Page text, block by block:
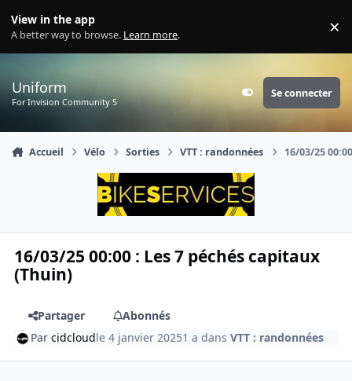
View in the app
A better way to browse. Learn more. ×
Uniform
For Invision Community 5 Customizer
Se connecter
Accueil Vélo Sorties VTT : randonnées 16/03/25
16/03/25 00:00 : Les 7 péchés capitaux
(Thuin)
Partager
Abonnés
Parcidcloudle 4 janvier 20251 a dansVTT : randonnées